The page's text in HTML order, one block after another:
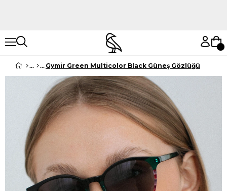
Gymir Green Multicolor Black Güneş Gözlüğü